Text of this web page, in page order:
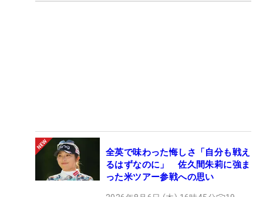
全英で味わった悔しさ「自分も戦え
るはずなのに」 佐久間朱莉に強ま
った米ツアー参戦への思い